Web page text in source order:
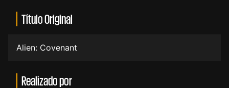
Título Original
Alien: Covenant
Realizado por